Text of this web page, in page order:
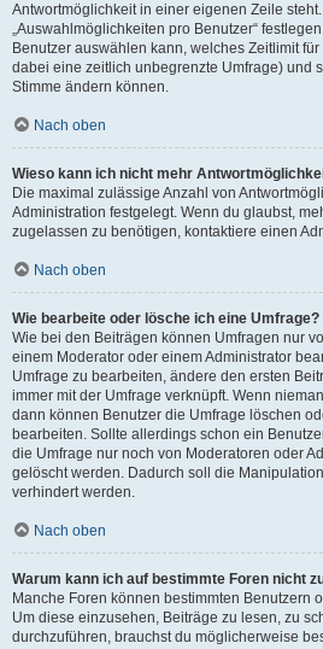
Antwortmöglichkeit in einer eigenen Zeile
„Auswahlmöglichkeiten pro Benutzer“
Benutzer auswählen kann, welches Zeitlimit
dabei eine zeitlich unbegrenzte Umfrage) und
Stimme ändern können.
Nach oben
Wieso kann ich nicht mehr
Die maximal zulässige Anzahl von
Administration festgelegt. Wenn du glaubst,
zugelassen zu benötigen, kontaktiere einen
Nach oben
Wie bearbeite oder lösche ich eine Umfrage?
Wie bei den Beiträgen können Umfragen nur
einem Moderator oder einem Administrator
Umfrage zu bearbeiten, ändere den ersten
immer mit der Umfrage verknüpft. Wenn
dann können Benutzer die Umfrage löschen
bearbeiten. Sollte allerdings schon ein
die Umfrage nur noch von Moderatoren oder
gelöscht werden. Dadurch soll die
verhindert werden.
Nach oben
Warum kann ich auf bestimmte Foren nicht
Manche Foren können bestimmten Benutzern
Um diese einzusehen, Beiträge zu lesen, zu
durchzuführen, brauchst du möglicherweise